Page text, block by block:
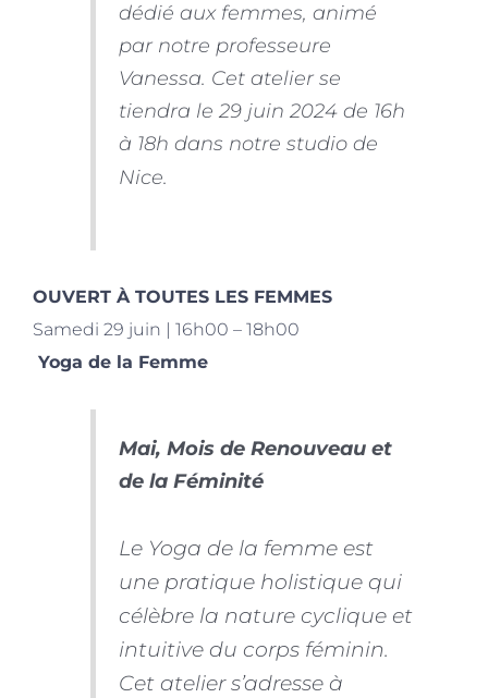
dédié aux femmes, animé
par notre professeure
Vanessa. Cet atelier se
tiendra le 29 juin 2024 de 16h
à 18h dans notre studio de
Nice.
OUVERT À TOUTES LES FEMMES
Samedi 29 juin | 16h00 – 18h00
Yoga de la Femme
Mai, Mois de Renouveau et
de la Féminité
Le Yoga de la femme est
une pratique holistique qui
célèbre la nature cyclique et
intuitive du corps féminin.
Cet atelier s’adresse à